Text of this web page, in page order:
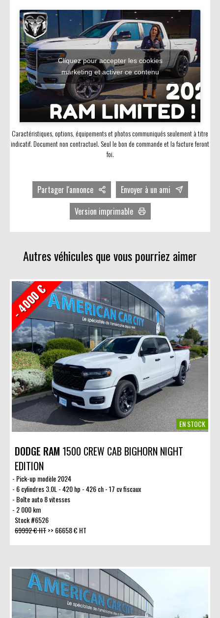
Cliquez pour accepter les cookies
marketing et activer ce contenu
Caractéristiques, options, équipements et photos communiqués seulement à titre
indicatif. Document non contractuel. Seul le bon de commande et la facture feront
foi.
Partager l'annonce Envoyer à un ami
Version imprimable
Autres véhicules que vous pourriez aimer
- 4000 €
EN STOCK
DODGE RAM 1500 CREW CAB BIGHORN NIGHT
EDITION
Pick-up modèle 2024
6 cylindres 3.0L - 420 hp - 426 ch - 17 cv fiscaux
Boîte auto 8 vitesses
2 000 km
Stock #6526
69992 € HT>> 66658 € HT